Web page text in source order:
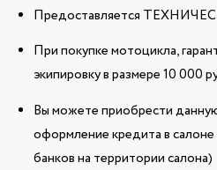
Предоставляется
При покупке мотоцикла,
экипировку в размере 10 000
Вы можете приобрести
оформление кредита в салоне
банков на территории салона)